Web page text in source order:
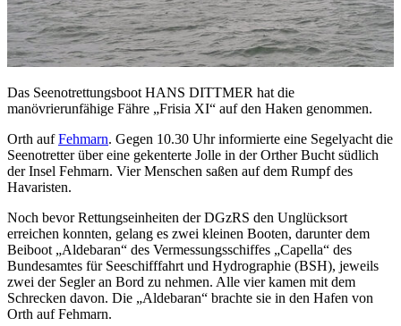
Das Seenotrettungsboot HANS DITTMER hat die
manövrierunfähige Fähre „Frisia XI“ auf den Haken genommen.
Orth aufFehmarn. Gegen 10.30 Uhr informierte eine Segelyacht die
Seenotretter über eine gekenterte Jolle in der Orther Bucht südlich
der Insel Fehmarn. Vier Menschen saßen auf dem Rumpf des
Havaristen.
Noch bevor Rettungseinheiten der DGzRS den Unglücksort
erreichen konnten, gelang es zwei kleinen Booten, darunter dem
Beiboot „Aldebaran“ des Vermessungsschiffes „Capella“ des
Bundesamtes für Seeschifffahrt und Hydrographie (BSH), jeweils
zwei der Segler an Bord zu nehmen. Alle vier kamen mit dem
Schrecken davon. Die „Aldebaran“ brachte sie in den Hafen von
Orth auf Fehmarn.